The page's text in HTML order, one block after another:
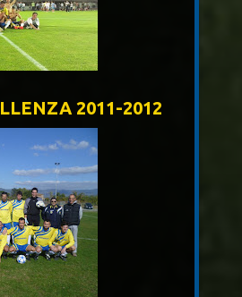
2011-2012